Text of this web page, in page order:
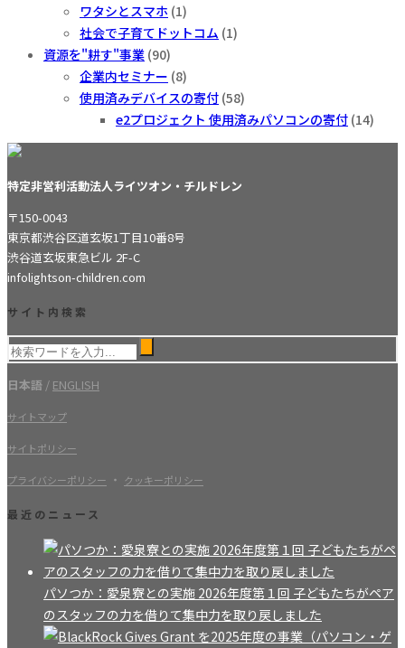
ワタシとスマホ (1)
社会で子育てドットコム (1)
資源を"耕す"事業 (90)
企業内セミナー (8)
使用済みデバイスの寄付 (58)
e2プロジェクト 使用済みパソコンの寄付 (14)
特定非営利活動法人ライツオン・チルドレン
〒150-0043
東京都渋谷区道玄坂1丁目10番8号
渋谷道玄坂東急ビル 2F-C
infolightson-children.com
サイト内検索
日本語 / ENGLISH
サイトマップ
サイトポリシー
プライバシーポリシー ・ クッキーポリシー
最近のニュース
パソつか：愛泉寮との実施 2026年度第１回 子どもたちがペア
のスタッフの力を借りて集中力を取り戻しました